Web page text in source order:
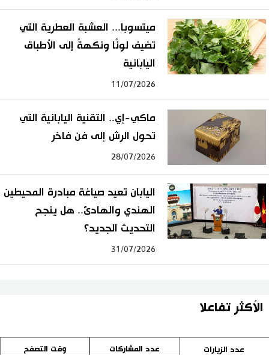
ميتسوبا... العشبة العطرية التي
تضيف لونًا ونكهةً إلى الأطباق
اليابانية
11/07/2026
ماكي-إي.. التقنية اليابانية التي
تحول الرش إلى فن فاخر
28/07/2026
اليابان تعيد صياغة مبادرة المحيطين
الهندي والهادئ.. هل ينجح
التحديث الجديد؟
31/07/2026
الأكثر تفاعلا
عدد الزيارات عدد المشاركات وقت التصفح